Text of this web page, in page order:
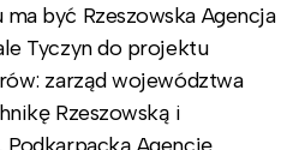
być Rzeszowska Agencja
Tyczyn do projektu
zarząd województwa
Rzeszowską i